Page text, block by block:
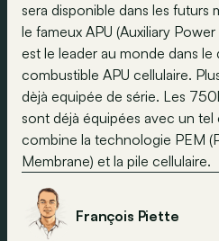
sera disponible dans les
le fameux APU (Auxiliary
est le leader au monde dans
combustible APU cellulaire.
dèjà equipée de série. Les
sont déjà équipées avec un tel
combine la technologie PEM
Membrane) et la pile cellulaire.
François Piette